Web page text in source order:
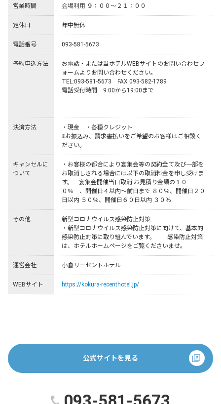
営業時間 会場利用 ９：００～２１：００
定休日 年中無休
電話番号 093-581-5673
予約申込方法
お電話・または当ホテルWEBサイトのお問い合わせフ
ォームよりお問い合わせください。
TEL:093-581-5673    FAX 093-582-1789
電話受付時間　9:00から19:00まで
決済方法
・現金　・各種クレジット
※お振込み、請求書払いをご希望のお客様はご相談く
ださい。
キャンセルに
ついて
・お客様の都合により宴集会等の契約全て及び一部を
お取消しされる場合には以下の取消料金を申し受けま
す。    宴集会開催当日取消 お見積り金額の１０
０％　、開催日４以内～前日まで ８０％、開催日２０
その他
新型コロナウイルス感染防止対策
・新型コロナウイルス感染防止対策に向けて、基本的
感染防止対策に取り組んでいます。　　感染防止対策
は、ホテルホームページをご覧くださいませ。
運営会社 小倉リーセントホテル
WEBサイト https://kokura-recenthotel.jp/
公式サイトを見る